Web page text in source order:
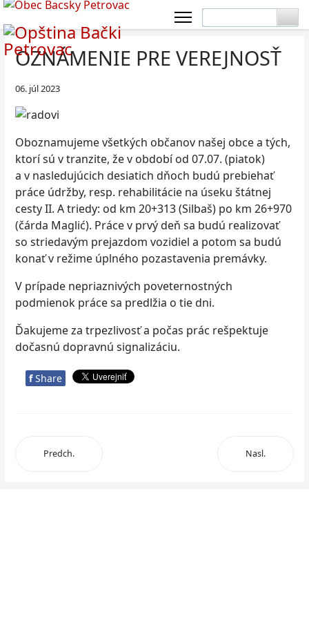
OZNÁMENIE PRE VEREJNOSŤ
06. júl 2023
Oboznamujeme všetkých občanov našej obce a tých,
ktorí sú v tranzite, že v období od 07.07. (piatok)
a v nasledujúcich desiatich dňoch budú prebiehať
práce údržby, resp. rehabilitácie na úseku štátnej
cesty II. A triedy: od km 20+313 (Silbaš) po km 26+970
(čárda Maglić). Práce v prvý deň sa budú realizovať
so striedavým prejazdom vozidiel a potom sa budú
konať v režime úplného pozastavenia premávky.
V prípade nepriaznivých poveternostných
podmienok práce sa predlžia o tie dni.
Ďakujeme za trpezlivosť a počas prác rešpektuje
dočasnú dopravnú signalizáciu.
f Share
Predch. Nasl.